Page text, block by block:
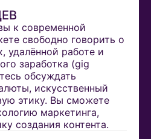
к современной
свободно говорить о
удалённой работе и
заработка (gig
обсуждать
искусственный
этику. Вы сможете
маркетинга,
создания контента.